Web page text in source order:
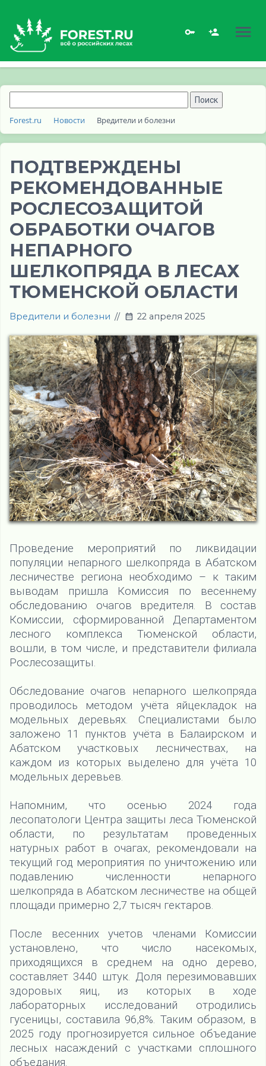
Forest.ru Новости Вредители и болезни
ПОДТВЕРЖДЕНЫ
РЕКОМЕНДОВАННЫЕ
РОСЛЕСОЗАЩИТОЙ
ОБРАБОТКИ ОЧАГОВ
НЕПАРНОГО
ШЕЛКОПРЯДА В ЛЕСАХ
ТЮМЕНСКОЙ ОБЛАСТИ
Вредители и болезни // 22 апреля 2025
Проведение мероприятий по ликвидации
популяции непарного шелкопряда в Абатском
лесничестве региона необходимо – к таким
выводам пришла Комиссия по весеннему
обследованию очагов вредителя. В состав
Комиссии, сформированной Департаментом
лесного комплекса Тюменской области,
вошли, в том числе, и представители филиала
Рослесозащиты.
Обследование очагов непарного шелкопряда
проводилось методом учёта яйцекладок на
модельных деревьях. Специалистами было
заложено 11 пунктов учёта в Балаирском и
Абатском участковых лесничествах, на
каждом из которых выделено для учёта 10
модельных деревьев.
Напомним, что осенью 2024 года
лесопатологи Центра защиты леса Тюменской
области, по результатам проведенных
натурных работ в очагах, рекомендовали на
текущий год мероприятия по уничтожению или
подавлению численности непарного
шелкопряда в Абатском лесничестве на общей
площади примерно 2,7 тысяч гектаров.
После весенних учетов членами Комиссии
установлено, что число насекомых,
приходящихся в среднем на одно дерево,
составляет 3440 штук. Доля перезимовавших
здоровых яиц, из которых в ходе
лабораторных исследований отродились
гусеницы, составила 96,8%. Таким образом, в
2025 году прогнозируется сильное объедание
лесных насаждений с участками сплошного
объедания.